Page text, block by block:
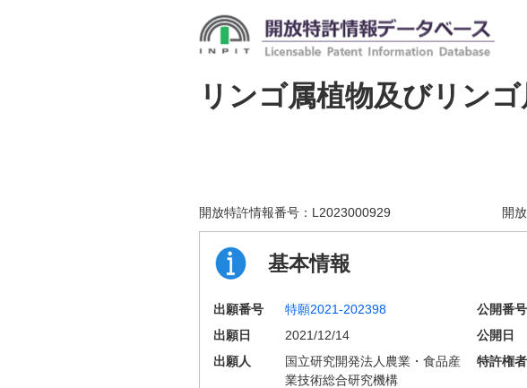
リンゴ属植物及びリン
開放特許情報番号： L2023000929 開
基本情報
出願番号 特願2021-202398 公開番号
出願日
2021/12/14 公開日
出願人
国立研究開発法人農業・食品産
業技術総合研究機構
特許権者